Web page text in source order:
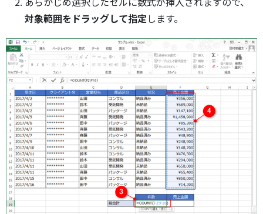
対象範囲をドラッグして指定します。